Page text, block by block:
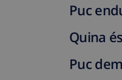
Puc
Quina
Puc